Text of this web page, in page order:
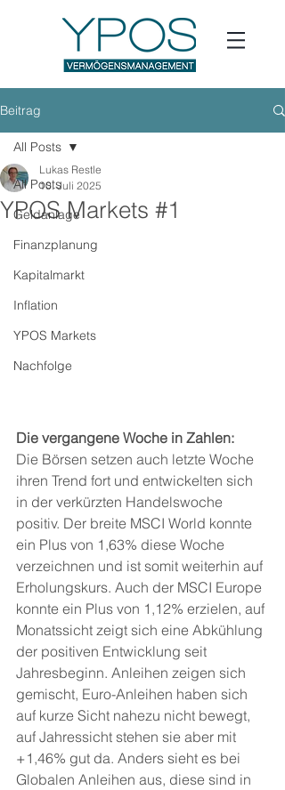
Beitrag
All Posts
Geldanlage
Finanzplanung
Kapitalmarkt
Inflation
YPOS Markets
Nachfolge
All Posts
YPOS Markets #1
Lukas Restle
10. Juli 2025
Die vergangene Woche in Zahlen:
Die Börsen setzen auch letzte Woche
ihren Trend fort und entwickelten sich
in der verkürzten Handelswoche
positiv. Der breite MSCI World konnte
ein Plus von 1,63% diese Woche
verzeichnen und ist somit weiterhin auf
Erholungskurs. Auch der MSCI Europe
konnte ein Plus von 1,12% erzielen, auf
Monatssicht zeigt sich eine Abkühlung
der positiven Entwicklung seit
Jahresbeginn. Anleihen zeigen sich
gemischt, Euro-Anleihen haben sich
auf kurze Sicht nahezu nicht bewegt,
auf Jahressicht stehen sie aber mit
+1,46% gut da. Anders sieht es bei
Globalen Anleihen aus, diese sind in